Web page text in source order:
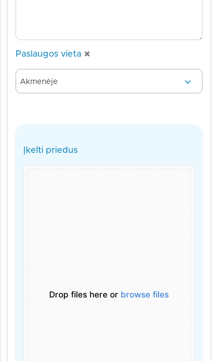
Paslaugos vieta ×
Akmenėje
Įkelti priedus
Drop files here or browse files